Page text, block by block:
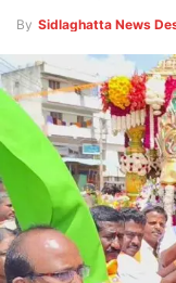
By Sidlaghatta News